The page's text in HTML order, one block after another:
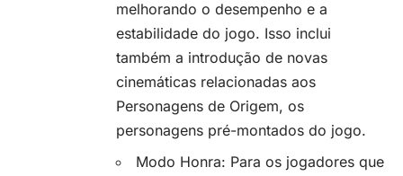
melhorando o desempenho e a
estabilidade do jogo. Isso inclui
também a introdução de novas
cinemáticas relacionadas aos
Personagens de Origem, os
personagens pré-montados do jogo.
Modo Honra: Para os jogadores que